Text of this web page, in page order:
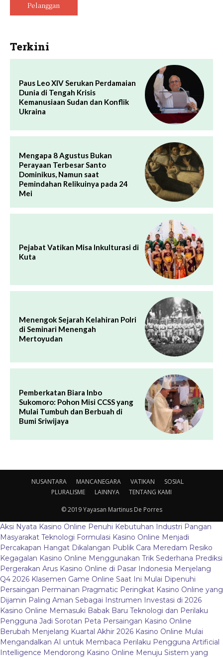
Pelanggan
Terkini
Paus Leo XIV Serukan Perdamaian
Dunia di Tengah Krisis
Kemanusiaan Sudan dan Konflik
Ukraina
Mengapa 8 Agustus Bukan
Perayaan Terbesar Santo
Dominikus, Namun saat
Pemindahan Relikuinya pada 24
Mei
Pejabat Vatikan Misa Inkulturasi di
Kuta
Menengok Sejarah Kelahiran Polri
di Seminari Menengah
Mertoyudan
Pemberkatan Biara Inbo
Sukomoro: Pohon Misi CCSS yang
Mulai Tumbuh dan Berbuah di
Bumi Sriwijaya
NUSANTARA MANCANEGARA VATIKAN
SOSIAL
PLURALISME
LAINNYA TENTANG KAMI
© 2019 Yayasan Martinus De Porres
Aksi Nyata Kasino Online Penuhi Kebutuhan Industri Pangan
Masyarakat Teknologi Formulasi Kasino Online Menjadi
Percakapan Hangat Dikalangan Publik Cara Meredam Resiko
Kegagalan Kasino Online Menggunakan Trik Sederhana Prediksi
Pergerakan Arus Kasino Online di Pasar Indonesia Menjelang
Q4 2026 Klasemen Game Online Saat Ini Mulai Dipenuhi
Persaingan Permainan Pragmatic Peringkat Kasino Online yang
Dijamin Paling Aman Sebagai Instrumen Investasi di 2026
Kasino Online Memasuki Babak Baru Teknologi dan Perilaku
Pengguna Jadi Sorotan Peta Persaingan Kasino Online
Berubah Menjelang Kuartal Akhir 2026 Kasino Online Mulai
Mengandalkan AI untuk Membaca Perilaku Pengguna Artificial
Intelligence Mendorong Kasino Online Menuju Sistem yang